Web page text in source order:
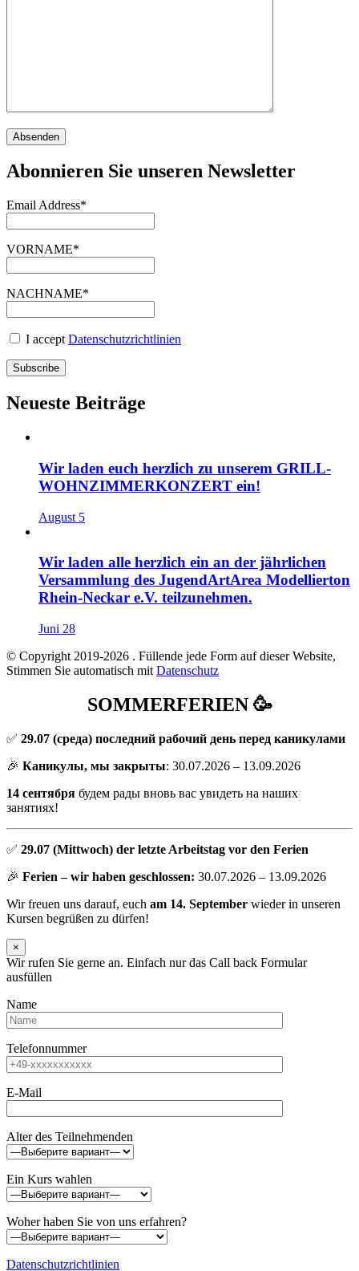
Abonnieren Sie unseren Newsletter
Email Address*
VORNAME*
NACHNAME*
I accept Datenschutzrichtlinien
Neueste Beiträge
Wir laden euch herzlich zu unserem GRILL-
WOHNZIMMERKONZERT ein!
August 5
Wir laden alle herzlich ein an der jährlichen
Versammlung des JugendArtArea Modellierton
Rhein-Neckar e.V. teilzunehmen.
Juni 28
© Copyright 2019-2026 . Füllende jede Form auf dieser Website,
Stimmen Sie automatisch mit Datenschutz
SOMMERFERIEN 🥳
✅ 29.07 (среда) последний рабочий день перед каникулами
🎉 Каникулы, мы закрыты: 30.07.2026 – 13.09.2026
14 сентября будем рады вновь вас увидеть на наших
занятиях!
✅ 29.07 (Mittwoch) der letzte Arbeitstag vor den Ferien
🎉 Ferien – wir haben geschlossen: 30.07.2026 – 13.09.2026
Wir freuen uns darauf, euch am 14. September wieder in unseren
Kursen begrüßen zu dürfen!
×
Wir rufen Sie gerne an. Einfach nur das Call back Formular
ausfüllen
Name
Telefonnummer
E-Mail
Alter des Teilnehmenden
Ein Kurs wahlen
Woher haben Sie von uns erfahren?
Datenschutzrichtlinien